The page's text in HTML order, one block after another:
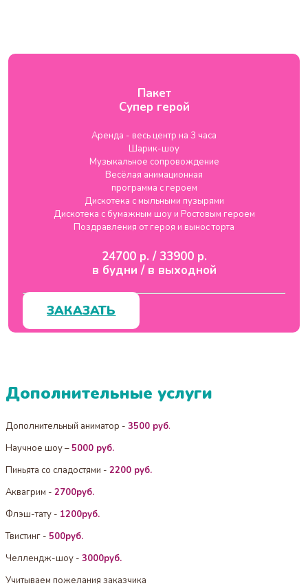
Пакет
Супер герой
Аренда - весь центр на 3 часа
Шарик-шоу
Музыкальное сопровождение
Весёлая анимационная
программа с героем
Дискотека с мыльными пузырями
Дискотека с бумажным шоу и Ростовым героем
Поздравления от героя и вынос торта
24700 р. / 33900 р.
в будни / в выходной
ЗАКАЗАТЬ
Дополнительные услуги
Дополнительный аниматор - 3500 руб.
Научное шоу –5000 руб.
Пиньята со сладостями - 2200 руб.
Аквагрим - 2700руб.
Флэш-тату - 1200руб.
Твистинг - 500руб.
Челлендж-шоу - 3000руб.
Учитываем пожелания заказчика